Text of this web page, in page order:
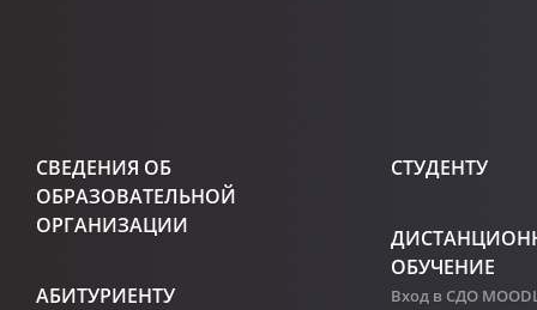
СВЕДЕНИЯ ОБ
ОБРАЗОВАТЕЛЬНОЙ
ОРГАНИЗАЦИИ
АБИТУРИЕНТУ
СТУДЕНТУ
ОБУЧЕНИЕ
Вход в СДО